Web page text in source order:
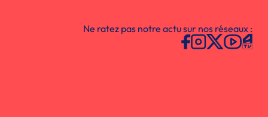
Ne ratez pas notre actu sur nos réseaux :